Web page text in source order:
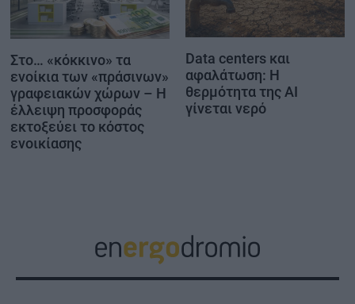
Στο… «κόκκινο» τα
ενοίκια των «πράσινων»
γραφειακών χώρων – Η
έλλειψη προσφοράς
εκτοξεύει το κόστος
ενοικίασης
Data centers και
αφαλάτωση: Η
θερμότητα της AI
γίνεται νερό